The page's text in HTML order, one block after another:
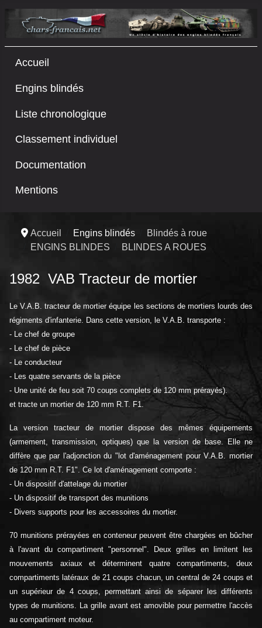
Accueil
Engins blindés
Liste chronologique
Classement individuel
Documentation
Mentions
Accueil Engins blindés
Blindés à roue
ENGINS BLINDES
BLINDES A ROUES
1982 VAB Tracteur de mortier
Le V.A.B. tracteur de mortier équipe les sections de mortiers lourds des
régiments d'infanterie. Dans cette version, le V.A.B. transporte :
- Le chef de groupe
- Le chef de pièce
- Le conducteur
- Les quatre servants de la pièce
- Une unité de feu soit 70 coups complets de 120 mm prérayés).
et tracte un mortier de 120 mm R.T. F1.
La version tracteur de mortier dispose des mêmes équipements
(armement, transmission, optiques) que la version de base. Elle ne
diffère que par l'adjonction du "lot d'aménagement pour V.A.B. mortier
de 120 mm R.T. F1". Ce lot d'aménagement comporte :
- Un dispositif d'attelage du mortier
- Un dispositif de transport des munitions
- Divers supports pour les accessoires du mortier.
70 munitions prérayées en conteneur peuvent être chargées en bûcher
à l'avant du compartiment "personnel". Deux grilles en limitent les
mouvements axiaux et déterminent quatre compartiments, deux
compartiments latéraux de 21 coups chacun, un central de 24 coups et
un supérieur de 4 coups, permettant ainsi de séparer les différents
types de munitions. La grille avant est amovible pour permettre l'accès
au compartiment moteur.